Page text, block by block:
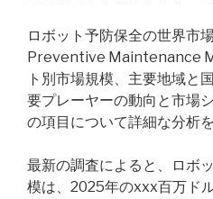
ロボット予防保全の世界市
Preventive Maintenance
ト別市場規模、主要地域と
要プレーヤーの動向と市場
の項目について詳細な分析
最新の調査によると、ロボ
模は、2025年のxxx百万ド